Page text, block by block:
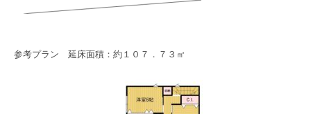
参考プラン 延床面積：約１０７．７３㎡